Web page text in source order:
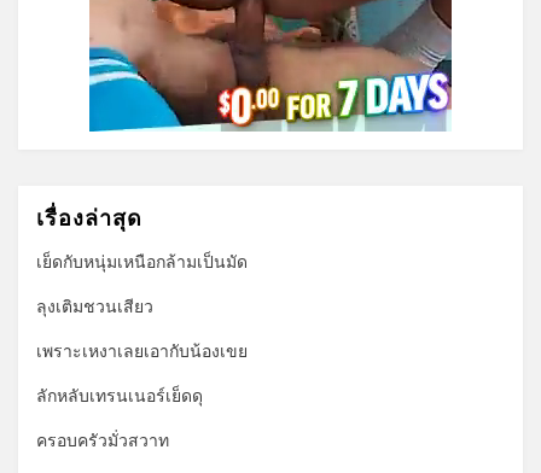
เรื่องล่าสุด
เย็ดกับหนุ่มเหนือกล้ามเป็นมัด
ลุงเติมชวนเสียว
เพราะเหงาเลยเอากับน้องเขย
ลักหลับเทรนเนอร์เย็ดดุ
ครอบครัวมั่วสวาท